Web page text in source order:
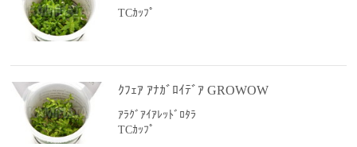
TCｶｯﾌﾟ
ｸﾌｪｱ ｱﾅｶﾞﾛｲﾃﾞｱ GROWOW
ｱﾗｸﾞｱｲｱﾚｯﾄﾞﾛﾀﾗ
TCｶｯﾌﾟ